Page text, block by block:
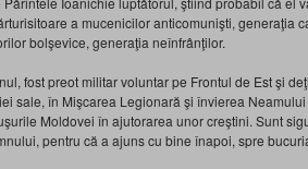
a mucenicilor anticomunişti, generaţia
bolşevice, generaţia neînfrânţilor.
fost preot militar voluntar pe Frontul de Est şi
sale, în Mişcarea Legionară şi învierea
Moldovei în ajutorarea unor creştini. Sunt
pentru că a ajuns cu bine înapoi, spre